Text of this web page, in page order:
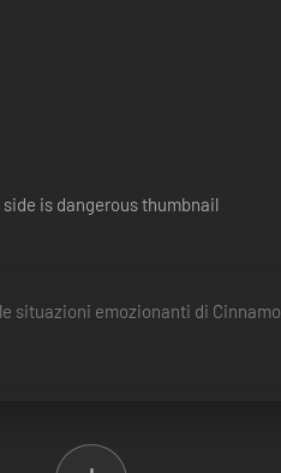
situazioni emozionanti di